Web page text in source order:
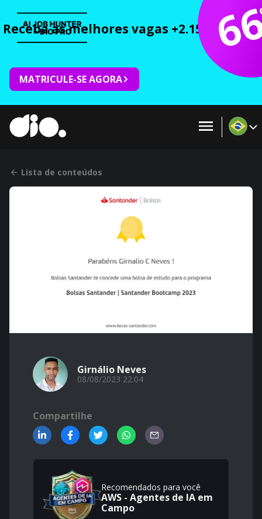
Receba as melhores vagas +2.150 cursos
MATRICULE-SE AGORA
Lista de conteúdos
Girnálio Neves
08/08/2023 22:04
Compartilhe
Recomendados para você
AWS - Agentes de IA em
Campo